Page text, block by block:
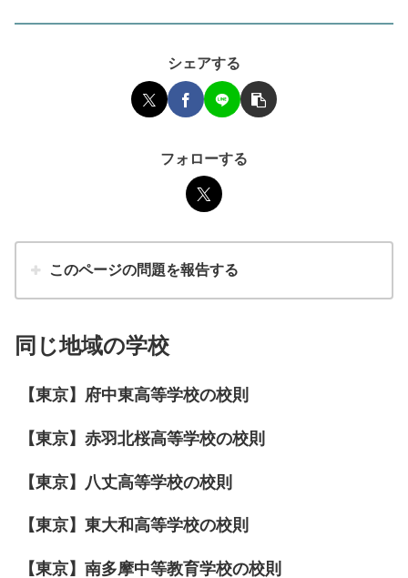
シェアする
フォローする
このページの問題を報告する
同じ地域の学校
【東京】府中東高等学校の校則
【東京】赤羽北桜高等学校の校則
【東京】八丈高等学校の校則
【東京】東大和高等学校の校則
【東京】南多摩中等教育学校の校則